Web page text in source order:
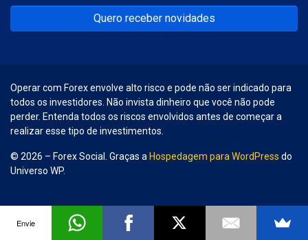
Quero receber novidades
Operar com Forex envolve alto risco e pode não ser indicado para
todos os investidores. Não invista dinheiro que você não pode
perder. Entenda todos os riscos envolvidos antes de começar a
realizar esse tipo de investimentos.
© 2026 – Forex Social. Graças a Hospedagem para WordPress do
Universo WP.
Envie